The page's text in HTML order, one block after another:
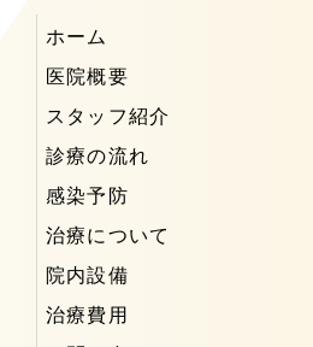
ホーム
医院概要
スタッフ紹介
診療の流れ
感染予防
治療について
院内設備
治療費用